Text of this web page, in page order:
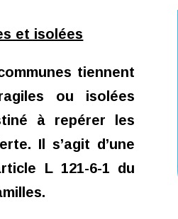
et isolées
tiennent
ou isolées
à repérer les
Il s’agit d’une
L 121-6-1 du